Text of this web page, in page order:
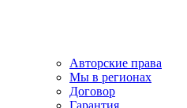
Авторские права
Мы в регионах
Договор
Гарантия